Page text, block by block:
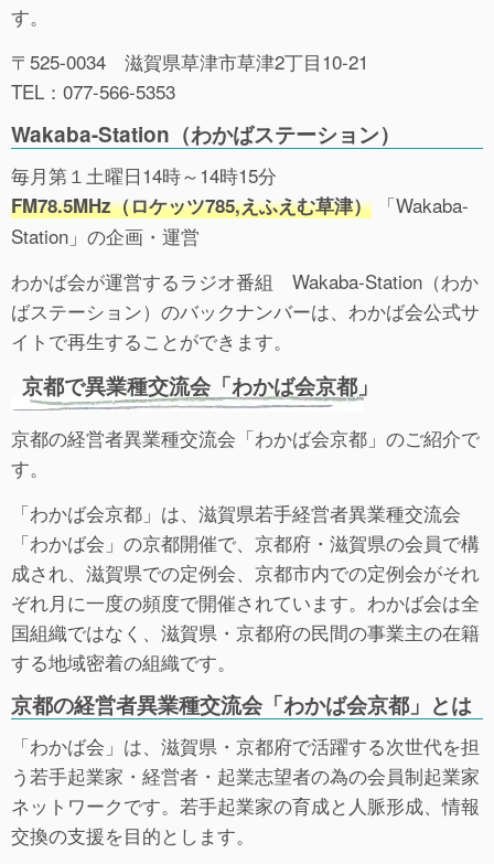
す。
〒525-0034 滋賀県草津市草津2丁目10-21
TEL：077-566-5353
Wakaba-Station（わかばステーション）
毎月第１土曜日14時～14時15分
FM78.5MHz（ロケッツ785,えふえむ草津） 「Wakaba-
Station」の企画・運営
わかば会が運営するラジオ番組 Wakaba-Station（わか
ばステーション）のバックナンバーは、わかば会公式サ
イトで再生することができます。
京都で異業種交流会「わかば会京都」
京都の経営者異業種交流会「わかば会京都」のご紹介で
す。
「わかば会京都」は、滋賀県若手経営者異業種交流会
「わかば会」の京都開催で、京都府・滋賀県の会員で構
成され、滋賀県での定例会、京都市内での定例会がそれ
ぞれ月に一度の頻度で開催されています。わかば会は全
国組織ではなく、滋賀県・京都府の民間の事業主の在籍
する地域密着の組織です。
京都の経営者異業種交流会「わかば会京都」とは
「わかば会」は、滋賀県・京都府で活躍する次世代を担
う若手起業家・経営者・起業志望者の為の会員制起業家
ネットワークです。若手起業家の育成と人脈形成、情報
交換の支援を目的とします。